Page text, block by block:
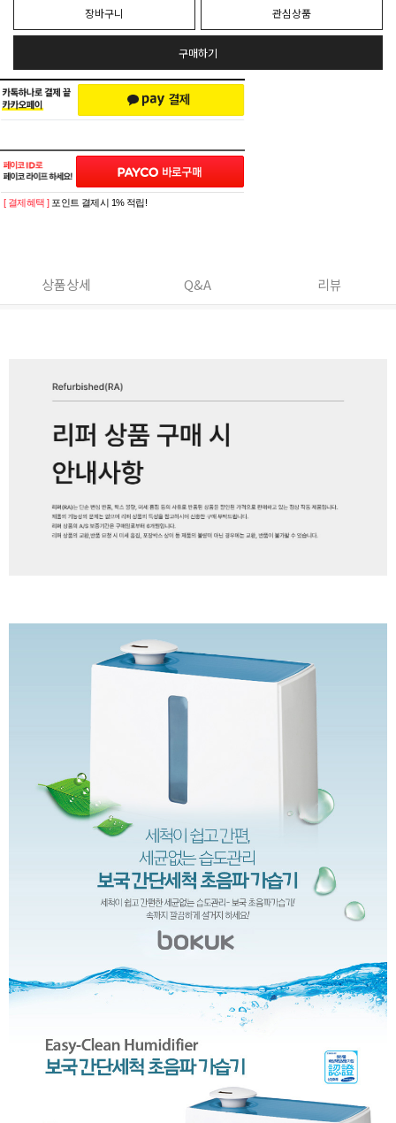
장바구니 관심상품
구매하기
[ 결제혜택 ] 포인트 결제시 1% 적립!
상품상세 Q&A 리뷰